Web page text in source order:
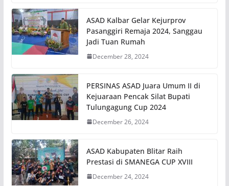
ASAD Kalbar Gelar Kejurprov
Pasanggiri Remaja 2024, Sanggau
Jadi Tuan Rumah
December 28, 2024
PERSINAS ASAD Juara Umum II di
Kejuaraan Pencak Silat Bupati
Tulungagung Cup 2024
December 26, 2024
ASAD Kabupaten Blitar Raih
Prestasi di SMANEGA CUP XVIII
December 24, 2024